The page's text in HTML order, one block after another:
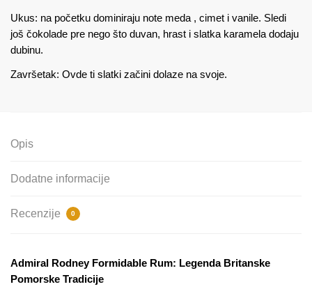
Ukus: na početku dominiraju note meda , cimet i vanile. Sledi
još čokolade pre nego što duvan, hrast i slatka karamela dodaju
dubinu.
Završetak: Ovde ti slatki začini dolaze na svoje.
Opis
Dodatne informacije
Recenzije 0
Admiral Rodney Formidable Rum: Legenda Britanske
Pomorske Tradicije